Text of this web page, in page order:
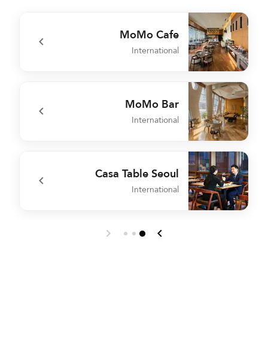
MoMo Cafe
International
undefined MoMo Cafe
MoMo Bar
International
undefined MoMo Bar
Casa Table Seoul
International
undefined Casa Table Seoul